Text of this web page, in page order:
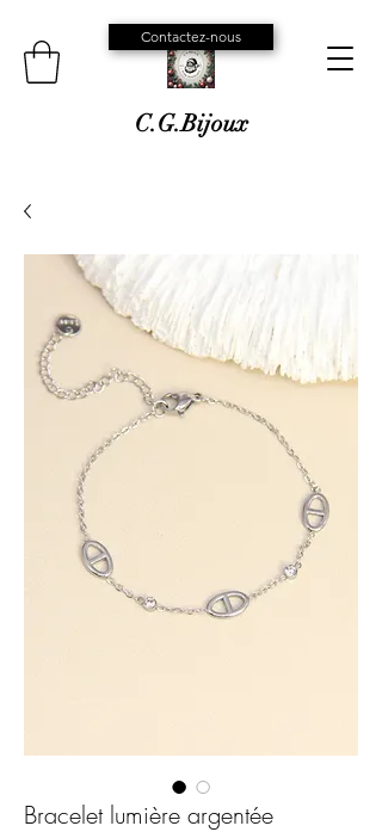
C.G.Bijoux
Contactez-nous
Bracelet lumière argentée